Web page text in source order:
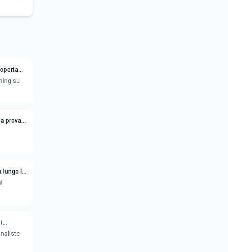
su
prova
lungo la
i